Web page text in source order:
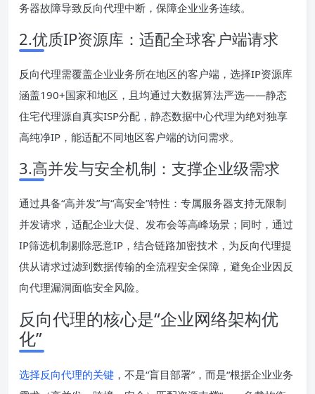
务器故障导致反向代理中断，保障企业业务连续。
2.优质IP资源库：适配全球客户端请求
反向代理需覆盖企业业务所在地区的客户端，选择IP资源库
涵盖190+国家和地区，且均通过大数据算法严选——静态
住宅代理源自真实ISP分配，静态数据中心代理为绝对独享
高纯净IP，能适配不同地区客户端的访问需求。
3.高并发与安全机制：支撑企业级需求
通过具备“高并发”与“高安全”特性：专属服务器支持无限制
并发请求，适配企业大促、发布会等高峰场景；同时，通过
IP筛选机制剔除恶意IP，结合链路加密技术，为反向代理提
供从请求过滤到数据传输的全流程安全保障，避免企业因反
向代理漏洞面临安全风险。
反向代理的核心是“企业网络架构优
化”
选择反向代理的关键 ，不是“盲目部署”，而是“根据企业业务